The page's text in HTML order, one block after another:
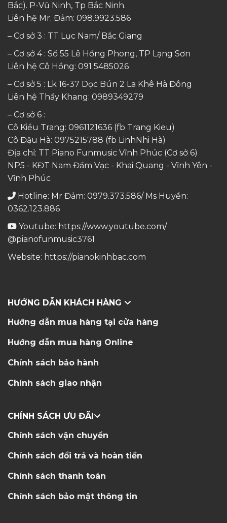
Bắc). P-Vũ Ninh, Tp Bắc Ninh.
Liên hệ Mr. Đảm: 098.9923.586
– Cơ sở 3 : TT Lục Nam/ Bắc Giang
– Cơ sở 4 : Số 55 Lê Hồng Phong, TP Lạng Sơn
Liên hệ Cô Hồng: 091 5485026
– Cơ sở 5 : Lk 16-37 Dọc Bún 2 La Khê Hà Đông
Liên hệ Thầy Khang: 0989349279
– Cơ sở 6 :
Cô Kiều Trang: 0961121636 (fb Trang Kieu)
Cô Đậu Hà: 0975215788 (fb LinhNhi Hà)
Địa chỉ: TT Piano Funmusic Vĩnh Phúc (Cơ sở 6)
NP5 - KĐT Nam Đầm Vạc - Khai Quang - Vĩnh Yên -
Vĩnh Phúc
Hotline: Mr Đảm: 0979.373.586/ Ms Huyền:
0362.123.886
Youtube: https://www.youtube.com/
@pianofunmusic3761
Website: https://pianokinhbac.com
HƯỚNG DẪN KHÁCH HÀNG
Hướng dẫn mua hàng tại cửa hàng
Hướng dẫn mua hàng Online
Chính sách bảo hành
Chính sách giao nhận
CHÍNH SÁCH ƯU ĐÃI
Chính sách vận chuyển
Chính sách đổi trả và hoàn tiền
Chính sách thanh toán
Chính sách bảo mật thông tin